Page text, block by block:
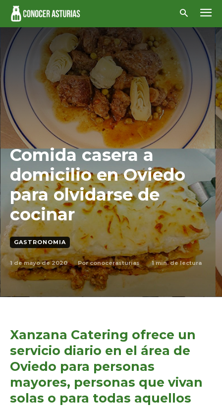
Comida casera a
domicilio en Oviedo
para olvidarse de
cocinar
GASTRONOMIA
1 de mayo de 2020 Por conocerasturias 1min. de lectura
Xanzana Catering ofrece un
servicio diario en el área de
Oviedo para personas
mayores, personas que vivan
solas o para todas aquellos